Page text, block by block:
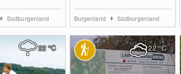
Südburgenland Burgenland Südburgenland
22°C 22°C